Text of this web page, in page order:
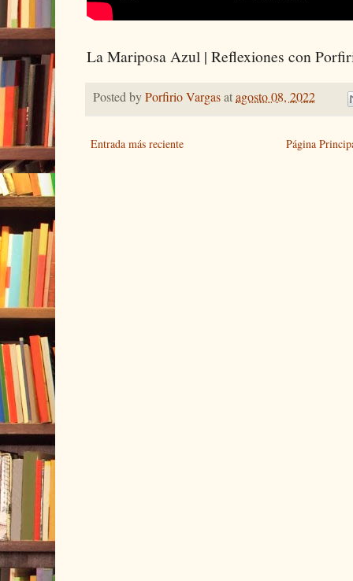
La Mariposa Azul | Reflexiones con
Posted byPorfirio Vargasatagosto 08, 2022
Entrada más reciente Página